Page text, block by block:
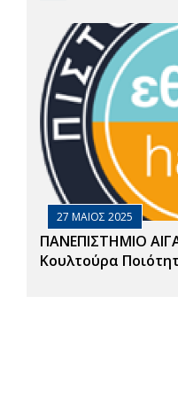
27 ΜΑΙΟΣ 2025
ΠΑΝΕΠΙΣΤΗΜΙΟ
Κουλτούρα